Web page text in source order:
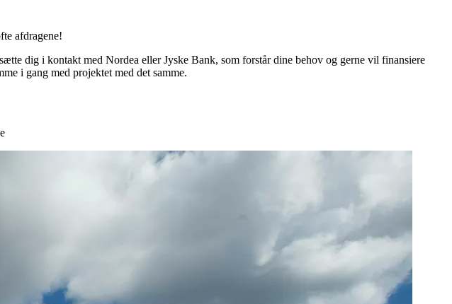
afdragene!
dig i kontakt med Nordea eller Jyske Bank, som forstår dine behov og gerne vil finansiere
i gang med projektet med det samme.